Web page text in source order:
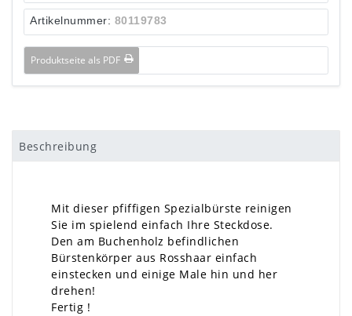
Artikelnummer: 80119783
Produktseite als PDF
Beschreibung
Mit dieser pfiffigen Spezialbürste reinigen
Sie im spielend einfach Ihre Steckdose.
Den am Buchenholz befindlichen
Bürstenkörper aus Rosshaar einfach
einstecken und einige Male hin und her
drehen!
Fertig !